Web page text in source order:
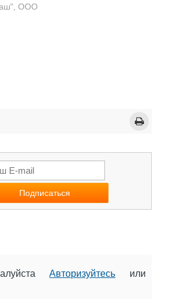
ООО
Авторизуйтесь или